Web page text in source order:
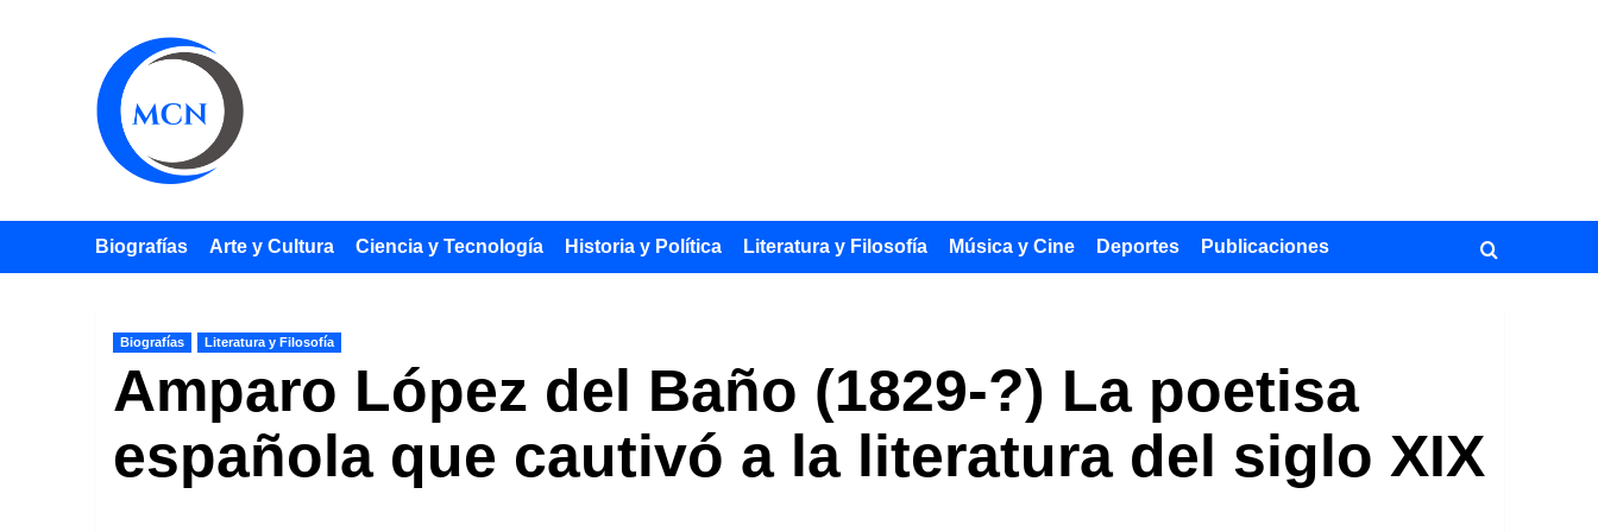
Biografías Arte y Cultura Ciencia y Tecnología Historia y Política Literatura y Filosofía Música y Cine Deportes Publicaciones
Biografías Literatura y Filosofía
Amparo López del Baño (1829-?) La poetisa
española que cautivó a la literatura del siglo XIX